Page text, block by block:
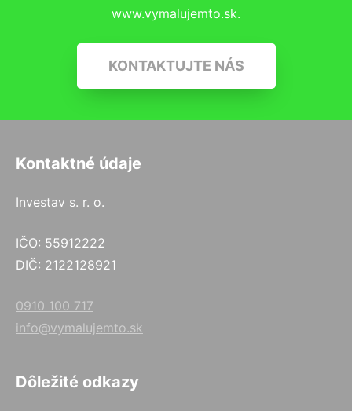
www.vymalujemto.sk.
KONTAKTUJTE NÁS
Kontaktné údaje
Investav s. r. o.
IČO: 55912222
DIČ: 2122128921
0910 100 717
info@vymalujemto.sk
Dôležité odkazy